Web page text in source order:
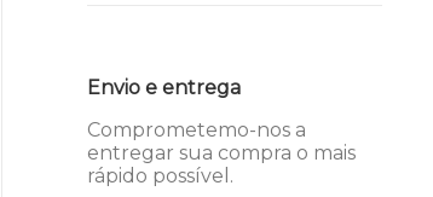
Envio e entrega
Comprometemo-nos a
entregar sua compra o mais
rápido possível.